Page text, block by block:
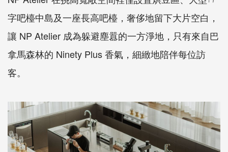
字吧檯中島及一座長高吧檯，奢侈地留下大片空白，
讓 NP Atelier 成為躲避塵囂的一方淨地，只有來自巴
拿馬森林的 Ninety Plus 香氣，細緻地陪伴每位訪
客。